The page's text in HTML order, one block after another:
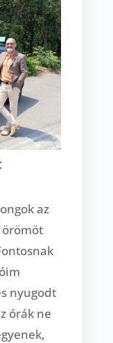
az
örömöt
nyugodt
órák ne